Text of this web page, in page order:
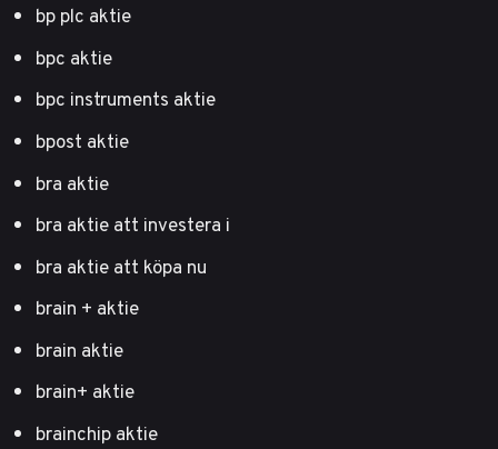
bp plc aktie
bpc aktie
bpc instruments aktie
bpost aktie
bra aktie
bra aktie att investera i
bra aktie att köpa nu
brain + aktie
brain aktie
brain+ aktie
brainchip aktie